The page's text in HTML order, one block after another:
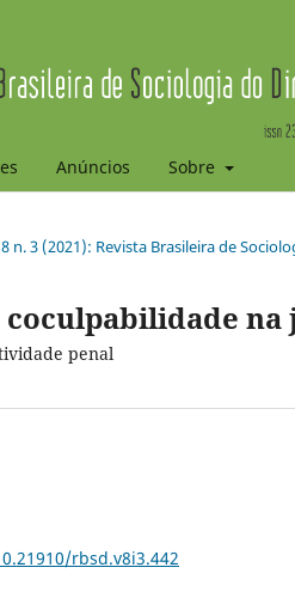
Anúncios Sobre
n. 3 (2021): Revista Brasileira de
na
penal
rbsd.v8i3.442